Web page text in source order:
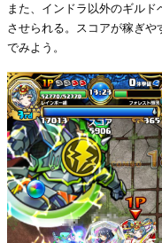
また、インドラ以外のギル
させられる。スコアが稼ぎ
でみよう。